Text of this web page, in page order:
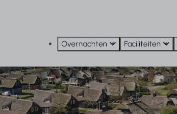
Overnachten Faciliteiten